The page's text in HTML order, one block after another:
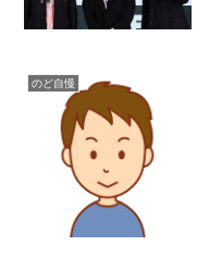
のど自慢